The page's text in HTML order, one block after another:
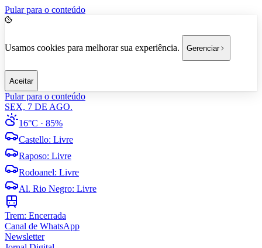
Pular para o conteúdo
Usamos cookies para melhorar sua experiência. Gerenciar
Aceitar
Pular para o conteúdo
SEX, 7 DE AGO.
16°C · 85%
Castello: Livre
Raposo: Livre
Rodoanel: Livre
Al. Rio Negro: Livre
Trem: Encerrada
Canal de WhatsApp
Newsletter